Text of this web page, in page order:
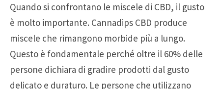
Quando si confrontano le miscele di CBD, il gusto
è molto importante. Cannadips CBD produce
miscele che rimangono morbide più a lungo.
Questo è fondamentale perché oltre il 60% delle
persone dichiara di gradire prodotti dal gusto
delicato e duraturo. Le persone che utilizzano